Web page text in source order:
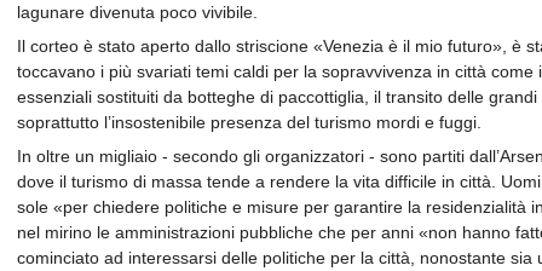
lagunare divenuta poco vivibile.
Il corteo è stato aperto dallo striscione «Venezia è il mio futuro», è
toccavano i più svariati temi caldi per la sopravvivenza in città
essenziali sostituiti da botteghe di paccottiglia, il transito delle
soprattutto l’insostenibile presenza del turismo mordi e fuggi.
In oltre un migliaio - secondo gli organizzatori - sono partiti
dove il turismo di massa tende a rendere la vita difficile in città.
sole «per chiedere politiche e misure per garantire la residenzialità
nel mirino le amministrazioni pubbliche che per anni «non hanno
cominciato ad interessarsi delle politiche per la città, nonostante